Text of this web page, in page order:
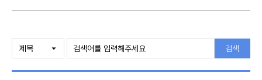
피해 복구를 지원하고 있다. 또한 치매 환자 신체 상해보험과 실화보험을
제공하며, 가족 여행이나 방문 등을 상정해 타 지역에서 발생한 사고도
보장하고 있다.
1. 연구 배경
2. 연구 목적과 범위
검색